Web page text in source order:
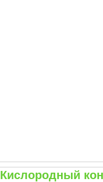
Кислородный